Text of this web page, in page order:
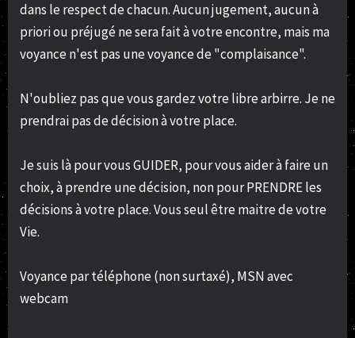
dans le respect de chacun. Aucun jugement, aucun à
priori ou préjugé ne sera fait à votre encontre, mais ma
voyance n'est pas une voyance de "complaisance".
N'oubliez pas que vous gardez votre libre arbirre. Je ne
prendrai pas de décision à votre place.
Je suis là pour vous GUIDER, pour vous aider à faire un
choix, à prendre une décision, non pour PRENDRE les
décisions à votre place. Vous seul être maitre de votre
Vie.
Voyance par téléphone (non surtaxé), MSN avec
webcam